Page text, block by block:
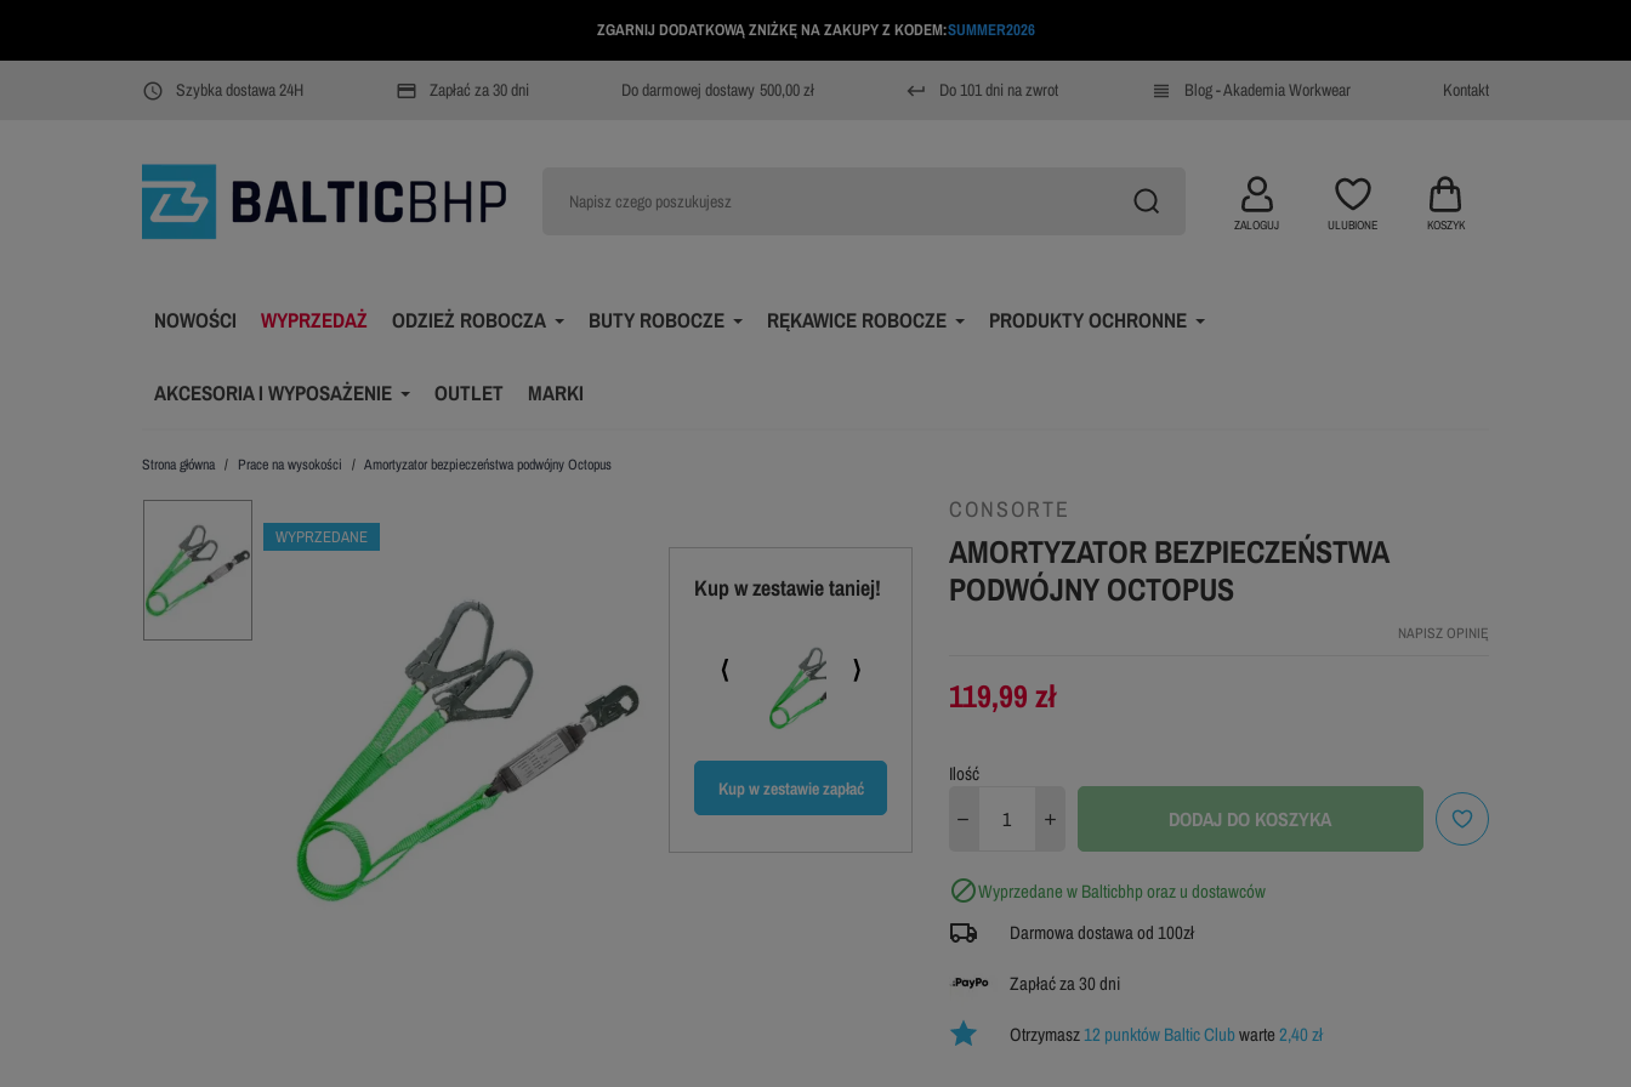
ZGARNIJ DODATKOWĄ ZNIŻKĘ NA ZAKUPY Z KODEM:SUMMER2026
access_time Szybka dostawa 24H payment Zapłać za 30 dni Do darmowej dostawy 500,00 zł keyboard_return Do 101 dni na zwrot view_headline Blog - Akademia Workwear Kontakt
ZALOGUJ ULUBIONE KOSZYK
NOWOŚCI WYPRZEDAŻ ODZIEŻ ROBOCZA BUTY ROBOCZE RĘKAWICE ROBOCZE PRODUKTY OCHRONNE
AKCESORIA I WYPOSAŻENIE OUTLET MARKI
Strona główna Prace na wysokości Amortyzator bezpieczeństwa podwójny Octopus
WYPRZEDANE
Kup w zestawie taniej!
⟨ ⟩
Kup w zestawie zapłać
CONSORTE
AMORTYZATOR BEZPIECZEŃSTWA
PODWÓJNY OCTOPUS
NAPISZ OPINIĘ
119,99 zł
Ilość
DODAJ DO KOSZYKA
Wyprzedane w Balticbhp oraz u dostawców
Darmowa dostawa od 100zł
Zapłać za 30 dni
Otrzymasz12 punktów Baltic Clubwarte2,40 zł